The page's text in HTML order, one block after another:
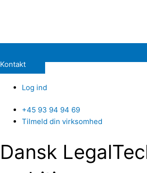
Kontakt
Log ind
+45 93 94 94 69
Tilmeld din virksomhed
Dansk